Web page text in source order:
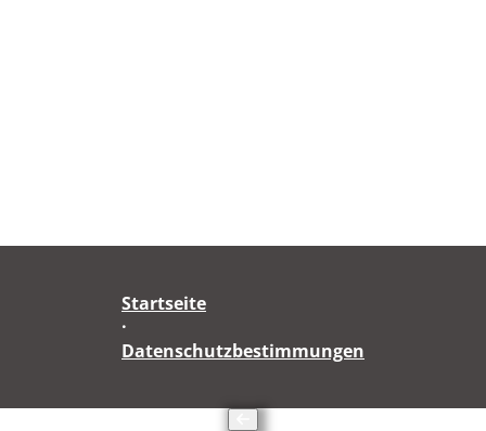
Startseite
·
Datenschutzbestimmungen